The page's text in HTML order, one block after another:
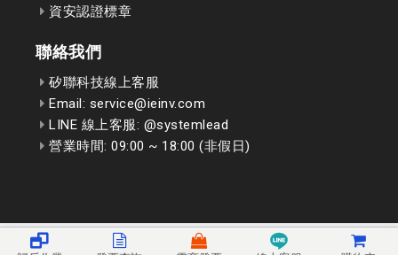
資安認證標章
聯絡我們
矽聯科技線上客服
Email: service@ieinv.com
LINE 線上客服: @systemlead
營業時間: 09:00 ~ 18:00 (非假日)